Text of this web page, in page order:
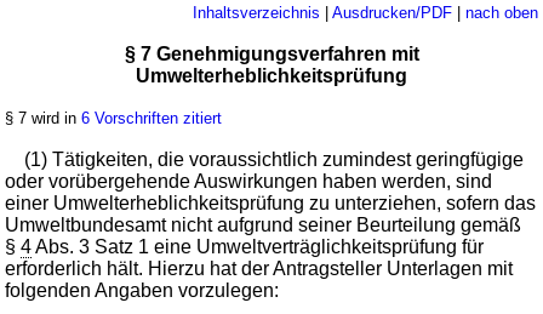
Inhaltsverzeichnis | Ausdrucken/PDF| nach oben
§ 7 Genehmigungsverfahren mit
Umwelterheblichkeitsprüfung
§ 7 wird in6 Vorschriften zitiert
(1) Tätigkeiten, die voraussichtlich zumindest geringfügige
oder vorübergehende Auswirkungen haben werden, sind
einer Umwelterheblichkeitsprüfung zu unterziehen, sofern das
Umweltbundesamt nicht aufgrund seiner Beurteilung gemäß
§4Abs. 3 Satz 1 eine Umweltverträglichkeitsprüfung für
erforderlich hält. Hierzu hat der Antragsteller Unterlagen mit
folgenden Angaben vorzulegen: